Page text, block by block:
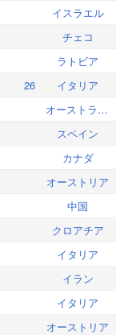
イスラエル
チェコ
ラトビア
26
イタリア
オーストラリア
スペイン
カナダ
オーストリア
中国
クロアチア
イタリア
イラン
イタリア
オーストリア